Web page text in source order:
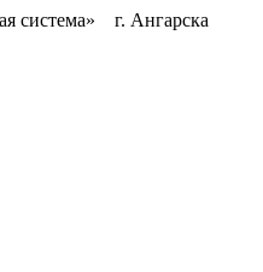
система» г. Ангарска